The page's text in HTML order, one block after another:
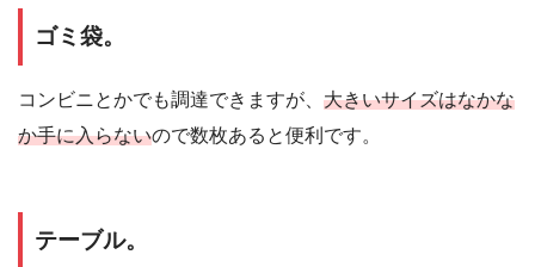
ゴミ袋。
コンビニとかでも調達できますが、 大きいサイズはなかな
か手に入らないので数枚あると便利です。
テーブル。